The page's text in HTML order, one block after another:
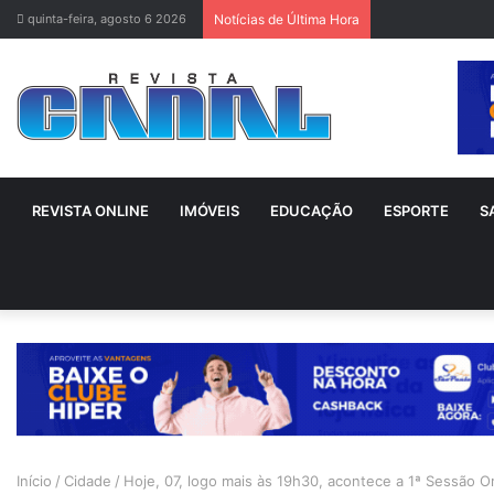
quinta-feira, agosto 6 2026 Notícias de Última Hora
REVISTA ONLINE IMÓVEIS EDUCAÇÃO ESPORTE
Início / Cidade / Hoje, 07, logo mais às 19h30, acontece a 1ª Sessão